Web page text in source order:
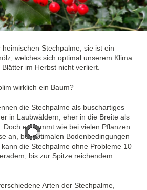
Stechpalme; sie ist ein
welches sich optimal unserem Klima
im Herbst nicht verliert.
wirklich ein Baum?
die Stechpalme als buschartiges
in Laubwäldern, eher in die Breite als
Doch es kommt wie bei vielen Pflanzen
an, bei optimalen Bodenbedingungen
die Stechpalme ohne Probleme 10
bis zur Spitze reichendem
Arten der Stechpalme,